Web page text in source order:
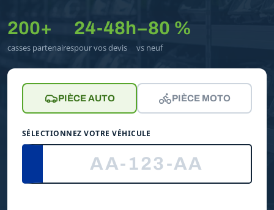
200+
casses partenaires
24-48h
pour vos devis
−80 %
vs neuf
PIÈCE AUTO PIÈCE MOTO
SÉLECTIONNEZ VOTRE VÉHICULE